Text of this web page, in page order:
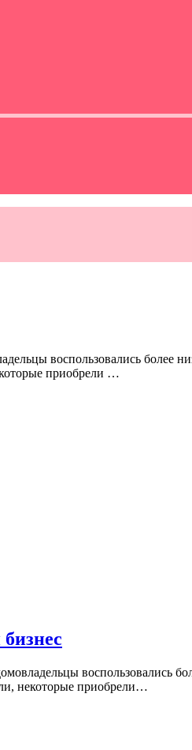
воспользовались
приобрели …
некоторые приобрели…